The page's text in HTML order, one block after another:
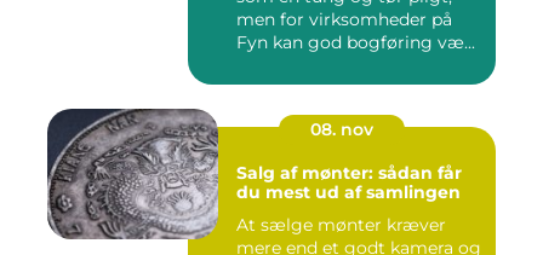
men for virksomheder på
Fyn kan god bogføring væ...
08. nov
Salg af mønter: sådan får
du mest ud af samlingen
At sælge mønter kræver
mere end et godt kamera og